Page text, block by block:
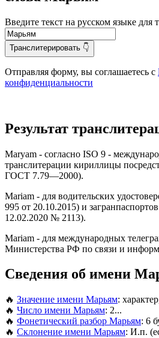
Введите текст на русском языке для
Транслитерировать 👇
Отправляя форму, вы соглашаетесь с
конфиденциальности
Результат
Maryam - согласно ISO 9 -
транслитерации кириллицы
ГОСТ 7.79—2000).
Mariam - для водительских
995 от 20.10.2015) и
12.02.2020 № 2113).
Mariam - для международных
Министерства РФ по связи и
Сведения об имени
🔥 Значение имени Марьям:
🔥 Число имени Марьям: 2...
🔥 Фонетический разбор Марьям: 6
🔥 Склонение имени Марьям: И.п.